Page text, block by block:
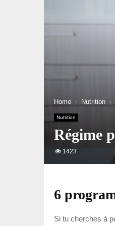
Home Nutrition
Nutrition
Régime
1423
6
Si tu cherches à